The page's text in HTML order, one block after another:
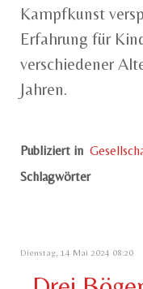
Kampfkunst
Erfahrung für
verschiedener
Jahren.
Publiziert in
Schlagwörter
Dienstag, 14 Mai 2024 08:20